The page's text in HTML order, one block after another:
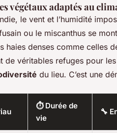
végétaux adaptés au
le vent et l’humidité
ou le miscanthus se
haies denses comme celles
de véritables refuges pour
du lieu. C’est une
⏱ Durée de
vie
🔧